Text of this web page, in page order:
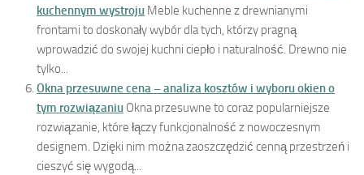
kuchennym wystroju Meble kuchenne z drewnianymi
frontami to doskonały wybór dla tych, którzy pragną
wprowadzić do swojej kuchni ciepło i naturalność. Drewno nie
tylko...
Okna przesuwne cena – analiza kosztów i wyboru okien o
tym rozwiązaniu Okna przesuwne to coraz popularniejsze
rozwiązanie, które łączy funkcjonalność z nowoczesnym
designem. Dzięki nim można zaoszczędzić cenną przestrzeń i
cieszyć się wygodą...